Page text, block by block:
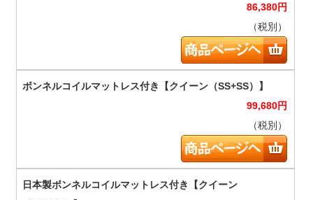
86,380円
（税別）
99,680円
（税別）